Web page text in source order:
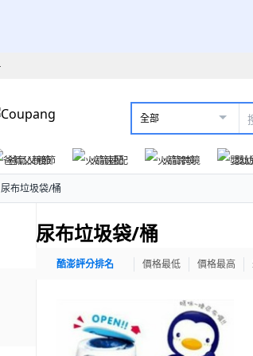
全部
爸氣父親節
火箭速配 火箭跨境 嬰
尿布垃圾袋/桶
尿布垃圾袋/桶
酷澎評分排名 價格最低 價格最高